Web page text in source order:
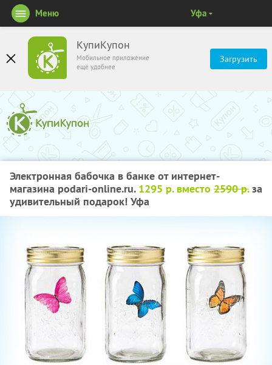
КупиКупон
Мобильное приложение
ещё удобнее
Загрузить
Меню Уфа
Электронная бабочка в банке от интернет-
магазина podari-online.ru. 1295 р. вместо 2590 р.за
удивительный подарок! Уфа